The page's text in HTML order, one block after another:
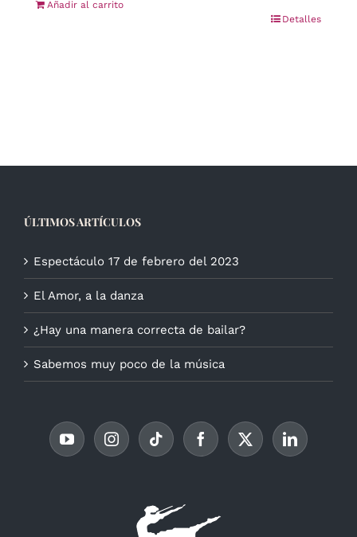
Añadir al carrito
Detalles
ÚLTIMOS ARTÍCULOS
Espectáculo 17 de febrero del 2023
El Amor, a la danza
¿Hay una manera correcta de bailar?
Sabemos muy poco de la música